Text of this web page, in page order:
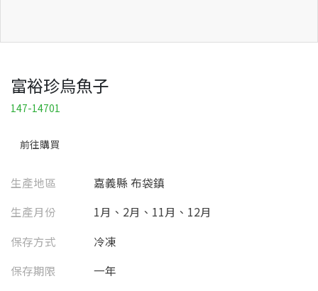
富裕珍烏魚子
147-14701
前往購買
生產地區
嘉義縣 布袋鎮
生產月份
1月、2月、11月、12月
保存方式
冷凍
保存期限
一年